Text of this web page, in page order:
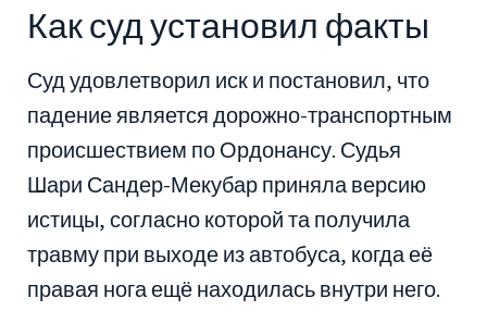
Как суд установил факты
Суд удовлетворил иск и постановил, что
падение является дорожно-транспортным
происшествием по Ордонансу. Судья
Шари Сандер-Мекубар приняла версию
истицы, согласно которой та получила
травму при выходе из автобуса, когда её
правая нога ещё находилась внутри него.